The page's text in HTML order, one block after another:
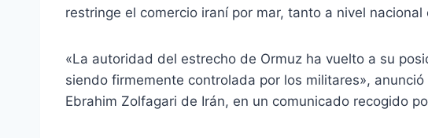
restringe el comercio iraní por mar, tanto a nivel nacional
«La autoridad del estrecho de Ormuz ha vuelto a su
siendo firmemente controlada por los militares»,
Ebrahim Zolfagari de Irán, en un comunicado recogido